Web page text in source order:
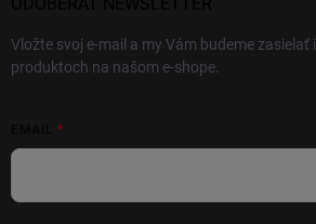
Vložte svoj e-mail a my Vám budeme
produktoch na našom e-shope.